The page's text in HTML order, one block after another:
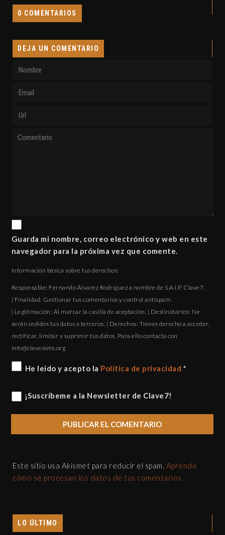
0 COMENTARIOS
DEJA UN COMENTARIO
Guarda mi nombre, correo electrónico y web en este
navegador para la próxima vez que comente.
Información básica sobre tus derechos:
Responsable: Fernando Álvarez Rodríguez a nombre de S.A.I.P. Clave7.
| Finalidad: Gestionar tus comentarios y control antispam.
| Legitimación: Al marcar la casilla de aceptación. | Destinatarios: Ne
serán cedidos tus datos a terceros. | Derechos: Tienes derecho a acceder,
rectificar, limitar y suprimir tus datos. Para ello contacta con
gro.eteisevalc@ofni
He leído y acepto la Política de privacidad *
¡Suscríbeme a la Newsletter de Clave7!
Este sitio usa Akismet para reducir el spam. Aprende
cómo se procesan los datos de tus comentarios.
LO ÚLTIMO